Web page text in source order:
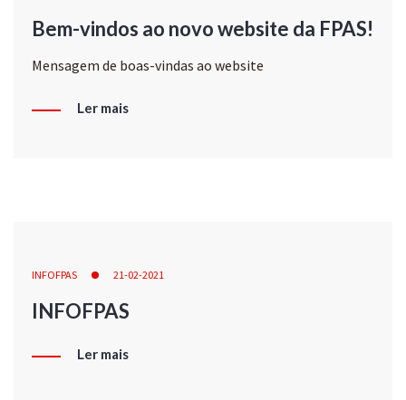
Bem-vindos ao novo website da FPAS!
Mensagem de boas-vindas ao website
Ler mais
INFOFPAS 21-02-2021
INFOFPAS
Ler mais